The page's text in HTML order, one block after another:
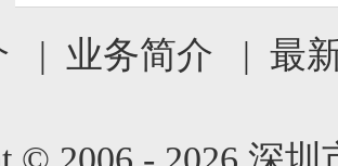
| 业务简介 | 最